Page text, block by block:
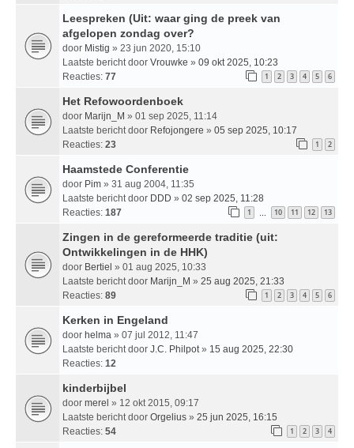
Leespreken (Uit: waar ging de preek van
afgelopen zondag over?
door Mistig » 23 jun 2020, 15:10
Laatste bericht door Vrouwke » 09 okt 2025, 10:23
Reacties: 77 1 2 3 4 5 6
Het Refowoordenboek
door Marijn_M » 01 sep 2025, 11:14
Laatste bericht door Refojongere » 05 sep 2025, 10:17
Reacties: 23 1 2
Haamstede Conferentie
door Pim » 31 aug 2004, 11:35
Laatste bericht door DDD » 02 sep 2025, 11:28
Reacties: 187 1 … 10 11 12 13
Zingen in de gereformeerde traditie (uit:
Ontwikkelingen in de HHK)
door Bertiel » 01 aug 2025, 10:33
Laatste bericht door Marijn_M » 25 aug 2025, 21:33
Reacties: 89 1 2 3 4 5 6
Kerken in Engeland
door helma » 07 jul 2012, 11:47
Laatste bericht door J.C. Philpot » 15 aug 2025, 22:30
Reacties: 12
kinderbijbel
door merel » 12 okt 2015, 09:17
Laatste bericht door Orgelius » 25 jun 2025, 16:15
Reacties: 54 1 2 3 4